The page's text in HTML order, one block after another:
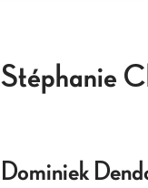
Stéphanie
Dominiek